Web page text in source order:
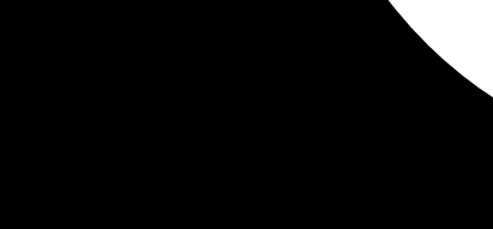
en Sanlúcar la Mayor